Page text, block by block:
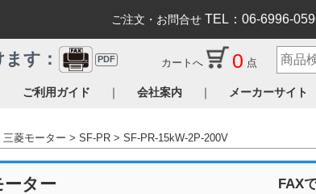
ご注文・お問合せ TEL：06-6996-
ご利用ガイド ｜ 会社案内 ｜ メーカーサイト
す： PDF カートへ 0 点
三菱モーター SF-PR SF-PR-15kW-2P-200V
ーター FAX